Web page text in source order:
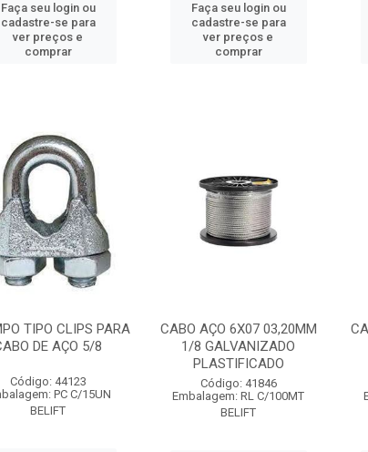
Faça seu login ou
cadastre-se para
ver preços e
comprar
Faça seu login ou
cadastre-se para
ver preços e
comprar
TIPO CLIPS PARA
DE AÇO 5/8
Código: 44123
PC C/15UN
BELIFT
CABO AÇO 6X07 03,20MM
1/8 GALVANIZADO
PLASTIFICADO
Código: 41846
Embalagem: RL C/100MT
BELIFT